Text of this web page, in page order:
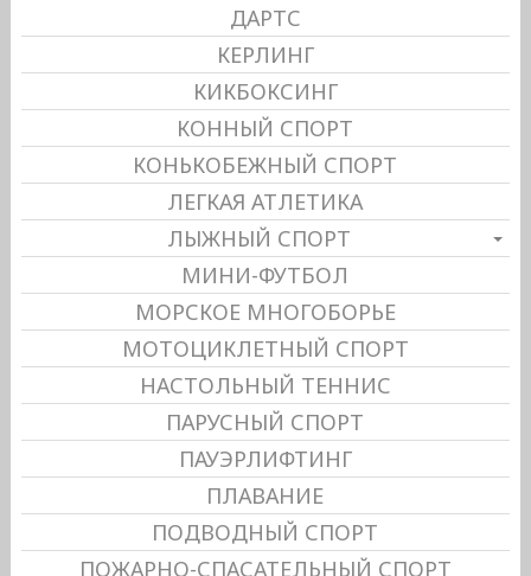
ДАРТС
КЕРЛИНГ
КИКБОКСИНГ
КОННЫЙ СПОРТ
КОНЬКОБЕЖНЫЙ СПОРТ
ЛЕГКАЯ АТЛЕТИКА
ЛЫЖНЫЙ СПОРТ
МИНИ-ФУТБОЛ
МОРСКОЕ МНОГОБОРЬЕ
МОТОЦИКЛЕТНЫЙ СПОРТ
НАСТОЛЬНЫЙ ТЕННИС
ПАРУСНЫЙ СПОРТ
ПАУЭРЛИФТИНГ
ПЛАВАНИЕ
ПОДВОДНЫЙ СПОРТ
ПОЖАРНО-СПАСАТЕЛЬНЫЙ СПОРТ